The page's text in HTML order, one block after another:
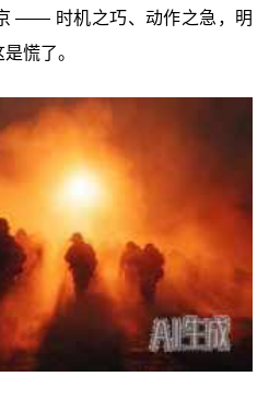
—— 时机之巧、动作之急，明
慌了。